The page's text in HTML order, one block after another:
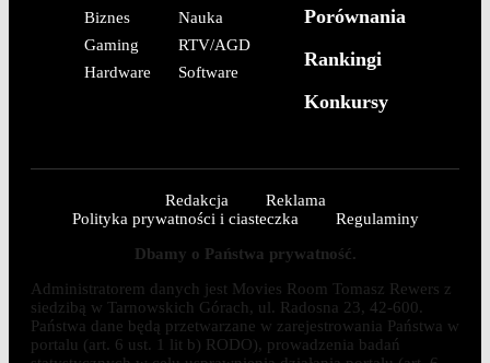
Biznes
Gaming
Hardware
Nauka
RTV/AGD
Software
Porównania
Rankingi
Konkursy
Redakcja
Reklama
Polityka prywatności i ciasteczka
Regulaminy
Dbamy o Państwa prywatność.
Administratorem danych jest Movies Room Tomasz Rewers z
siedzibą w Tarnowskich Górach, ul. Radosna 23, 42-600.
Państwa dane będą przetwarzane w zarejestrowania Państwa w
portalu (art. 6 ust. 1 lit b) RODO), prowadzenia badań